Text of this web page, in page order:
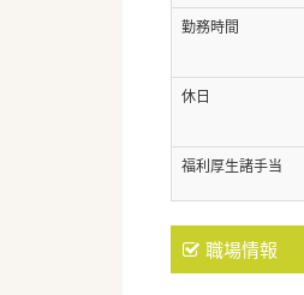
勤務時間
休日
福利厚生諸手当
職場情報